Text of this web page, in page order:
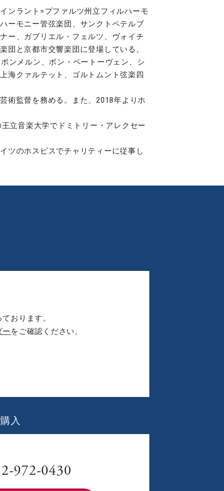
ンラント=プファルツ州立フィルハーモ
ーモニー管弦楽団、サンクトペテルブ
ー、ガブリエル・フェルツ、ヴォイチ
団と京都市交響楽団に登場している。
ンメルン、ボン・ベートーヴェン、シ
海クァルテット、ゴルトムント弦楽四
術監督を務める。また、2018年よりホ
立音楽大学でドミトリー・アレクセー
ツのホスピスでチャリティーに従事し
おります。
ー をご確認ください。
入
972-0430